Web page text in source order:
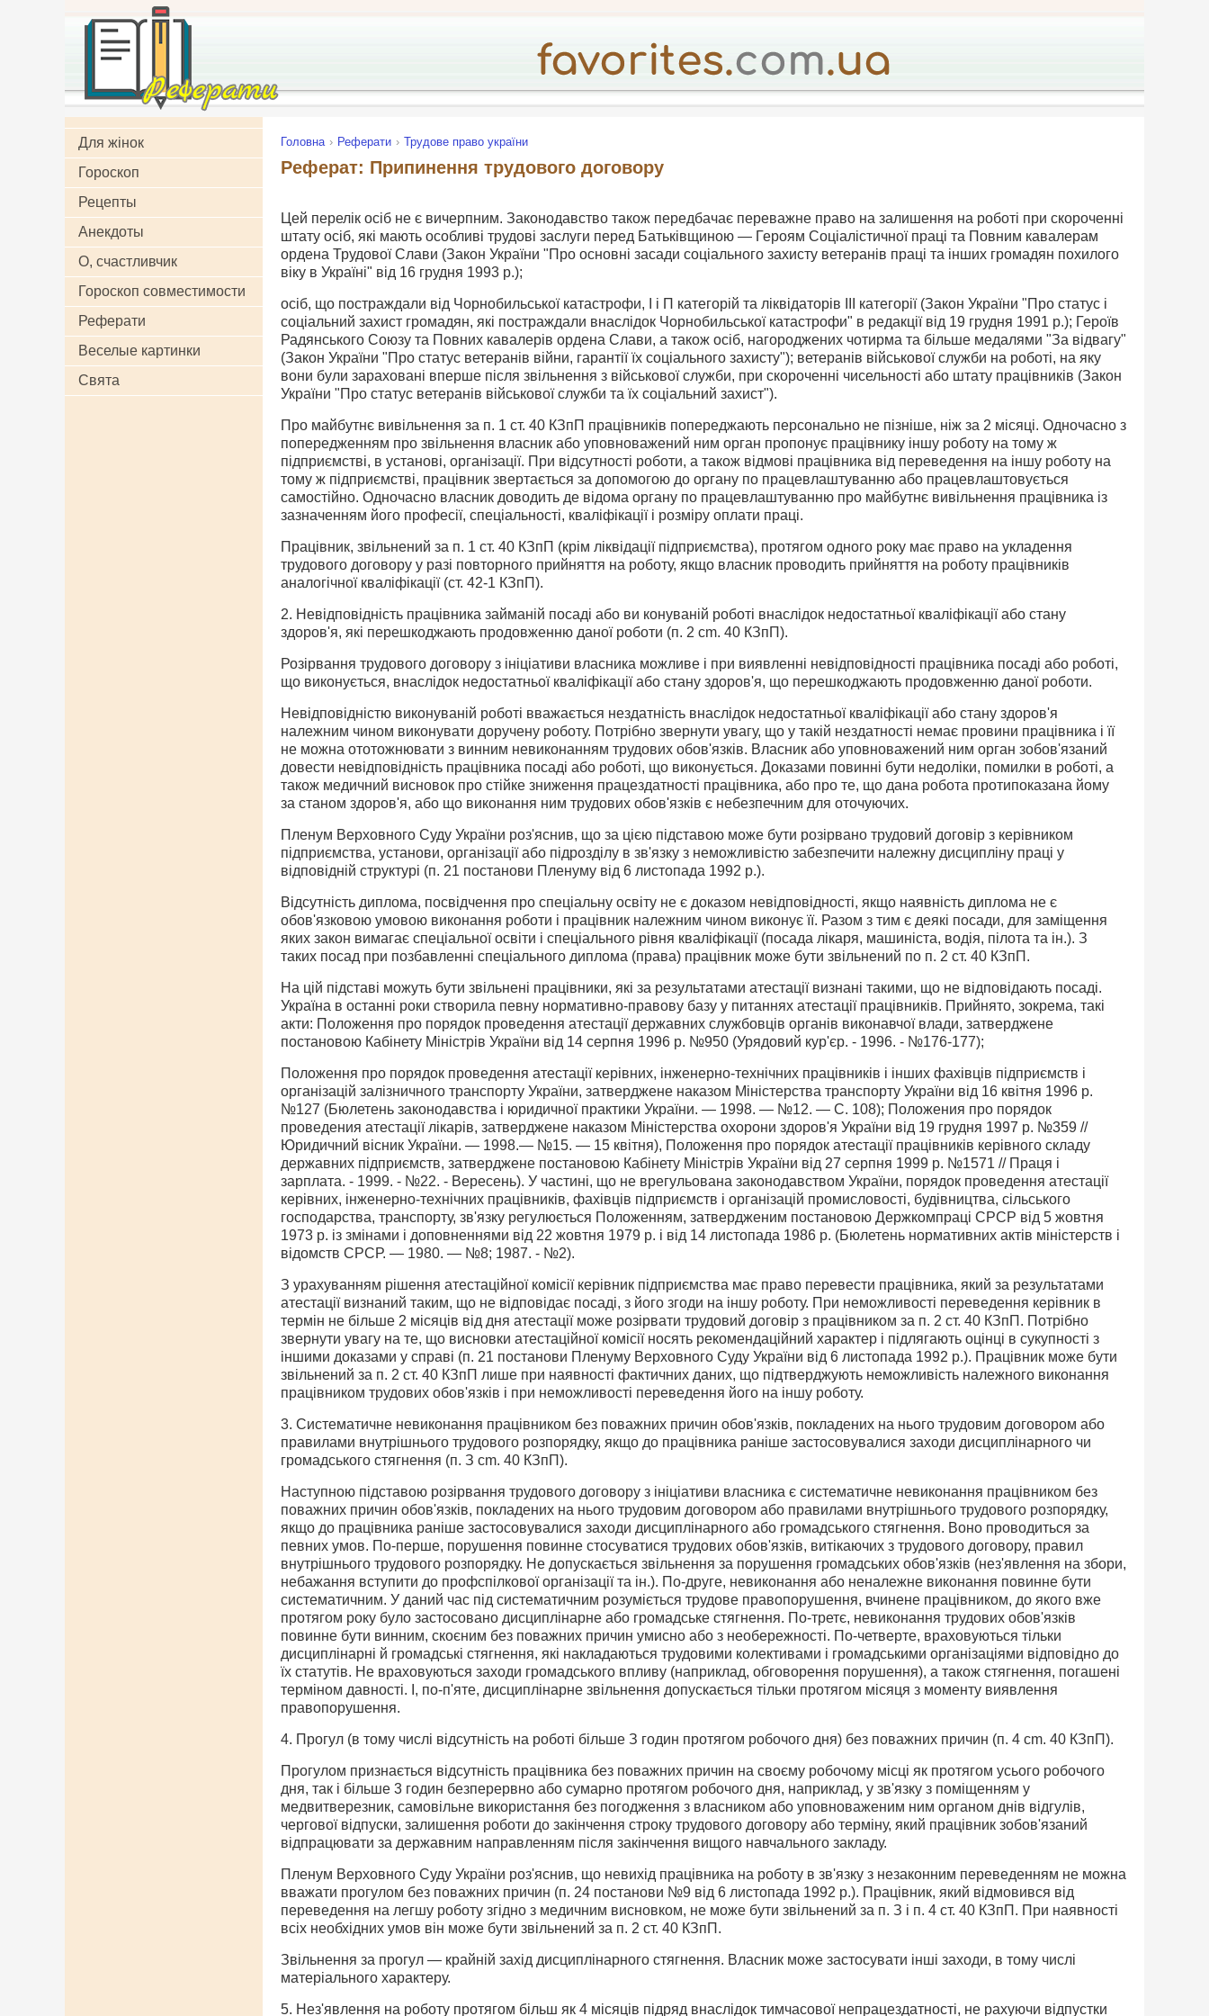
Для жінок
Гороскоп
Рецепты
Анекдоты
О, счастливчик
Гороскоп совместимости
Реферати
Веселые картинки
Свята
Головна Реферати Трудове право україни
Реферат: Припинення трудового договору
Цей перелік осіб не є вичерпним. Законодавство також передбачає переважне право на залишення на роботі при скороченні
штату осіб, які мають особливі трудові заслуги перед Батьківщиною — Героям Соціалістичної праці та Пов­ним кавалерам
ордена Трудової Слави (Закон України "Про основні засади соціального захисту ветеранів праці та інших громадян похилого
віку в Україні" від 16 грудня 1993 p.);
осіб, що постраждали від Чорнобильської катастрофи, І і П категорій та ліквідаторів III категорії (Закон України "Про статус і
соціальний захист громадян, які постраждали внаслі­док Чорнобильської катастрофи" в редакції від 19 грудня 1991 p.); Героїв
Радянського Союзу та Повних кавалерів орде­на Слави, а також осіб, нагороджених чотирма та більше ме­далями "За відвагу"
(Закон України "Про статус ветеранів війни, гарантії їх соціального захисту"); ветеранів військо­вої служби на роботі, на яку
вони були зараховані вперше після звільнення з військової служби, при скороченні чи­сельності або штату працівників (Закон
України "Про ста­тус ветеранів військової служби та їх соціальний захист").
Про майбутнє вивільнення за п. 1 ст. 40 КЗпП праців­ників попереджають персонально не пізніше, ніж за 2 місяці. Одночасно з
попередженням про звільнення власник або уповноважений ним орган пропонує працівнику іншу робо­ту на тому ж
підприємстві, в установі, організації. При відсут­ності роботи, а також відмові працівника від переведення на іншу роботу на
тому ж підприємстві, працівник звертається за допомогою до органу по працевлаштуванню або працевлаштовується
самостійно. Одночасно власник доводить де відома органу по працевлаштуванню про майбутнє вивільнення працівника із
зазначенням його професії, спеціальності, кваліфікації і розміру оплати праці.
Працівник, звільнений за п. 1 ст. 40 КЗпП (крім ліквідації підприємства), протягом одного року має право на укладен­ня
трудового договору у разі повторного прийняття на робо­ту, якщо власник проводить прийняття на роботу праців­ників
аналогічної кваліфікації (ст. 42-1 КЗпП).
2. Невідповідність працівника займаній посаді або ви конуваній роботі внаслідок недостатньої кваліфікації або стану
здоров'я, які перешкоджають продовженню даної роботи (п. 2 cm. 40 КЗпП).
Розірвання трудового договору з ініціативи власника можливе і при виявленні невідповідності працівника посаді або роботі,
що виконується, внаслідок недостатньої кваліфі­кації або стану здоров'я, що перешкоджають продовженню даної роботи.
Невідповідністю виконуваній роботі вважається не­здатність внаслідок недостатньої кваліфікації або стану здо­ров'я
належним чином виконувати доручену роботу. Потрібно звернути увагу, що у такій нездатності немає провини пра­цівника і її
не можна ототожнювати з винним невиконанням трудових обов'язків. Власник або уповноважений ним орган зобов'язаний
довести невідповідність працівника посаді або роботі, що виконується. Доказами повинні бути недоліки, помилки в роботі, а
також медичний висновок про стійке зниження працездатності працівника, або про те, що дана робота протипоказана йому
за станом здоров'я, або що вико­нання ним трудових обов'язків є небезпечним для оточуючих.
Пленум Верховного Суду України роз'яснив, що за цією підставою може бути розірвано трудовий договір з керівни­ком
підприємства, установи, організації або підрозділу в зв'яз­ку з неможливістю забезпечити належну дисципліну праці у
відповідній структурі (п. 21 постанови Пленуму від 6 лис­топада 1992 p.).
Відсутність диплома, посвідчення про спеціальну освіту не є доказом невідповідності, якщо наявність диплома не є
обов'язковою умовою виконання роботи і працівник належ­ним чином виконує її. Разом з тим є деякі посади, для замі­щення
яких закон вимагає спеціальної освіти і спеціального рівня кваліфікації (посада лікаря, машиніста, водія, пілота та ін.). З
таких посад при позбавленні спеціального диплома (права) працівник може бути звільнений по п. 2 ст. 40 КЗпП.
На цій підставі можуть бути звільнені працівники, які за результатами атестації визнані такими, що не відповідають посаді.
Україна в останні роки створила певну нормативно-правову базу у питаннях атестації працівників. Прийнято, зокрема, такі
акти: Положення про порядок проведення атеста­ції державних службовців органів виконавчої влади, затвер­джене
постановою Кабінету Міністрів України від 14 серпня 1996 p. №950 (Урядовий кур'єр. - 1996. - №176-177);
Положення про порядок проведення атестації керівних, інже­нерно-технічних працівників і інших фахівців підприємств і
організацій залізничного транспорту України, затверджене наказом Міністерства транспорту України від 16 квітня 1996 p.
№127 (Бюлетень законодавства і юридичної практики України. — 1998. — №12. — С. 108); Положения про поря­док
проведения атестації лікарів, затверджене наказом Мініс­терства охорони здоров'я України від 19 грудня 1997 p. №359 //
Юридичний вісник України. — 1998.— №15. — 15 квітня), Положення про порядок атестації працівників керівного складу
державних підприємств, затверджене по­становою Кабінету Міністрів України від 27 серпня 1999 p. №1571 // Праця і
зарплата. - 1999. - №22. - Вересень). У частині, що не врегульована законодавством України, по­рядок проведення атестації
керівних, інженерно-технічних працівників, фахівців підприємств і організацій промисло­вості, будівництва, сільського
господарства, транспорту, зв'язку регулюється Положенням, затвердженим постановою Держкомпраці СРСР від 5 жовтня
1973 p. із змінами і доповнення­ми від 22 жовтня 1979 p. і від 14 листопада 1986 p. (Бюлетень нормативних актів міністерств і
відомств СРСР. — 1980. — №8; 1987. - №2).
З урахуванням рішення атестаційної комісії керівник під­приємства має право перевести працівника, який за результа­тами
атестації визнаний таким, що не відповідає посаді, з його згоди на іншу роботу. При неможливості переведення керівник в
термін не більше 2 місяців від дня атестації може розірвати трудовий договір з працівником за п. 2 ст. 40 КЗпП. Потрібно
звернути увагу на те, що висновки атестаційної комісії носять рекомендаційний характер і підлягають оцінці в сукупності з
іншими доказами у справі (п. 21 постанови Пленуму Верховного Суду України від 6 листопада 1992 p.). Працівник може бути
звільнений за п. 2 ст. 40 КЗпП лише при наявності фактичних даних, що підтверджують неможливість належного виконання
працівником трудових обо­в'язків і при неможливості переведення його на іншу роботу.
3. Систематичне невиконання працівником без поваж­них причин обов'язків, покладених на нього трудовим дого­вором або
правилами внутрішнього трудового розпорядку, якщо до працівника раніше застосовувалися заходи дисциплінарного чи
громадського стягнення (п. З cm. 40 КЗпП).
Наступною підставою розірвання трудового договору з ініціативи власника є систематичне невиконання працівни­ком без
поважних причин обов'язків, покладених на нього трудовим договором або правилами внутрішнього трудово­го розпорядку,
якщо до працівника раніше застосовувалися заходи дисциплінарного або громадського стягнення. Воно проводиться за
певних умов. По-перше, порушення повинне стосуватися трудових обов'язків, витікаючих з трудового договору, правил
внутрішнього трудового розпорядку. Не допускається звільнення за порушення громадських обо­в'язків (нез'явлення на збори,
небажання вступити до проф­спілкової організації та ін.). По-друге, невиконання або нена­лежне виконання повинне бути
систематичним. У даний час під систематичним розуміється трудове правопорушення, вчинене працівником, до якого вже
протягом року було засто­совано дисциплінарне або громадське стягнення. По-третє, невиконання трудових обов'язків
повинне бути винним, скоє­ним без поважних причин умисно або з необережності. По-четверте, враховуються тільки
дисциплінарні й громадські стягнення, які накладаються трудовими колективами і гро­мадськими організаціями відповідно до
їх статутів. Не врахо­вуються заходи громадського впливу (наприклад, обговорен­ня порушення), а також стягнення, погашені
терміном давності. І, по-п'яте, дисциплінарне звільнення допускається тільки протягом місяця з моменту виявлення
правопорушення.
4. Прогул (в тому числі відсутність на роботі більше З годин протягом робочого дня) без поважних причин (п. 4 cm. 40 КЗпП).
Прогулом признається відсутність працівника без поваж­них причин на своєму робочому місці як протягом усього робочого
дня, так і більше 3 годин безперервно або сумарно протягом робочого дня, наприклад, у зв'язку з поміщенням у
медвитверезник, самовільне використання без погодження з власником або уповноваженим ним органом днів відгулів,
чергової відпуски, залишення роботи до закінчення строку трудового договору або терміну, який працівник зобов'яза­ний
відпрацювати за державним направленням після закін­чення вищого навчального закладу.
Пленум Верховного Суду України роз'яснив, що невихід працівника на роботу в зв'язку з незаконним переведенням не можна
вважати прогулом без поважних причин (п. 24 постанови №9 від 6 листопада 1992 p.). Працівник, який відмо­вився від
переведення на легшу роботу згідно з медичним висновком, не може бути звільнений за п. З і п. 4 ст. 40 КЗпП. При наявності
всіх необхідних умов він може бути звільне­ний за п. 2 ст. 40 КЗпП.
Звільнення за прогул — крайній захід дисциплінарного стягнення. Власник може застосувати інші заходи, в тому числі
матеріального характеру.
5. Нез'явлення на роботу протягом більш як 4 місяців підряд внаслідок тимчасової непрацездатності, не рахую­чи відпустки